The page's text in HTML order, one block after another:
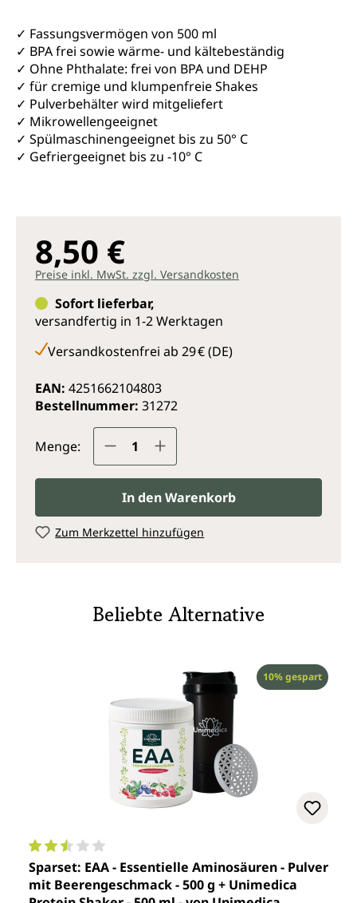
✓ Fassungsvermögen von 500 ml
✓ BPA frei sowie wärme- und kältebeständig
✓ Ohne Phthalate: frei von BPA und DEHP
✓ für cremige und klumpenfreie Shakes
✓ Pulverbehälter wird mitgeliefert
✓ Mikrowellengeeignet
✓ Spülmaschinengeeignet bis zu 50° C
✓ Gefriergeeignet bis zu -10° C
8,50 €
Preise inkl. MwSt. zzgl. Versandkosten
Sofort lieferbar,
versandfertig in 1-2 Werktagen
Versandkostenfrei ab 29 € (DE)
EAN: 4251662104803
Bestellnummer: 31272
Menge: Produkt Anzahl: Gib den
In den Warenkorb
Zum Merkzettel hinzufügen
Beliebte Alternative
Rabatt
10% gespart
Durchschnittliche Bewertung von 2.5 von 5 Sternen
Sparset: EAA - Essentielle Aminosäuren - Pulver
mit Beerengeschmack - 500 g + Unimedica